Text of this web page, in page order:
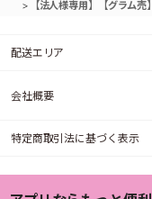
> 【法人様専用】【グラム
配送エリア
会社概要
特定商取引法に基づく表示